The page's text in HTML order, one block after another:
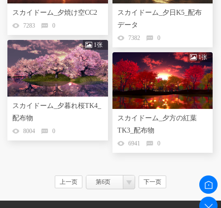
スカイドーム_夕焼け空CC2
7283 0
1张
スカイドーム_夕暮れ桜TK4_
配布物
8004 0
スカイドーム_夕日K5_配布
データ
7382 0
1张
スカイドーム_夕方の紅葉
TK3_配布物
6941 0
上一页 第6页 下一页